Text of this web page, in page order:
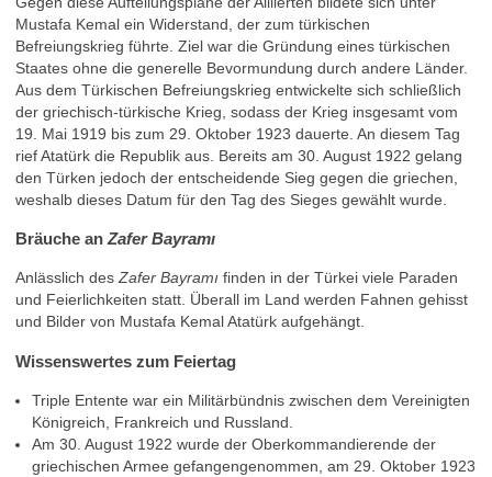
Mustafa Kemal ein Widerstand, der zum türkischen
Befreiungskrieg führte. Ziel war die Gründung eines türkischen
Staates ohne die generelle Bevormundung durch andere Länder.
Aus dem Türkischen Befreiungskrieg entwickelte sich schließlich
der griechisch-türkische Krieg, sodass der Krieg insgesamt vom
19. Mai 1919 bis zum 29. Oktober 1923 dauerte. An diesem Tag
rief Atatürk die Republik aus. Bereits am 30. August 1922 gelang
den Türken jedoch der entscheidende Sieg gegen die griechen,
weshalb dieses Datum für den Tag des Sieges gewählt wurde.
Bräuche anZafer Bayramı
Anlässlich desZafer Bayramı finden in der Türkei viele Paraden
und Feierlichkeiten statt. Überall im Land werden Fahnen gehisst
und Bilder von Mustafa Kemal Atatürk aufgehängt.
Wissenswertes zum Feiertag
Triple Entente war ein Militärbündnis zwischen dem Vereinigten
Königreich, Frankreich und Russland.
Am 30. August 1922 wurde der Oberkommandierende der
griechischen Armee gefangengenommen, am 29. Oktober 1923